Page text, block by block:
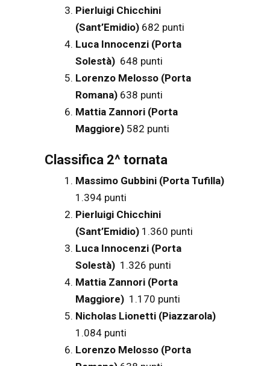
Pierluigi Chicchini
(Sant’Emidio) 682 punti
Luca Innocenzi (Porta
Solestà) 648 punti
Lorenzo Melosso (Porta
Romana) 638 punti
Mattia Zannori (Porta
Maggiore) 582 punti
Classifica 2^ tornata
Massimo Gubbini (Porta Tufilla)
1.394 punti
Pierluigi Chicchini
(Sant’Emidio) 1.360 punti
Luca Innocenzi (Porta
Solestà) 1.326 punti
Mattia Zannori (Porta
Maggiore) 1.170 punti
Nicholas Lionetti (Piazzarola)
1.084 punti
Lorenzo Melosso (Porta